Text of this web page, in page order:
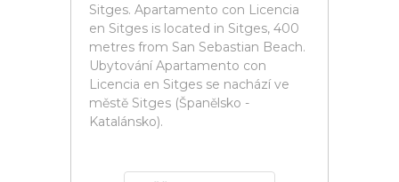
Sitges. Apartamento con Licencia
en Sitges is located in Sitges, 400
metres from San Sebastian Beach.
Ubytování Apartamento con
Licencia en Sitges se nachází ve
městě Sitges (Španělsko -
Katalánsko).